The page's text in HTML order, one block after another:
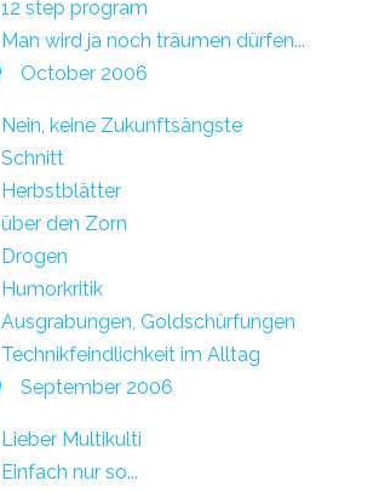
12 step program
Man wird ja noch träumen dürfen...
October 2006
Nein, keine Zukunftsängste
Schnitt
Herbstblätter
über den Zorn
Drogen
Humorkritik
Ausgrabungen, Goldschürfungen
Technikfeindlichkeit im Alltag
September 2006
Lieber Multikulti
Einfach nur so...